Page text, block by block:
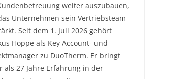
weiter auszubauen,
Unternehmen sein Vertriebsteam
Seit dem 1. Juli 2026 gehört
Hoppe als Key Account- und
zu DuoTherm. Er bringt
als 27 Jahre Erfahrung in der